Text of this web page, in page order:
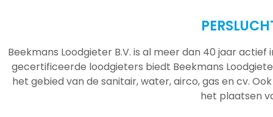
Beekmans Loodgieter B.V. is al meer dan 40 jaar
gecertificeerde loodgieters biedt Beekmans
het gebied van de sanitair, water, airco, gas en cv.
het plaatsen